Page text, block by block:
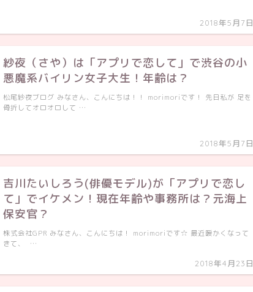
2018年5月7日
紗夜（さや）は「アプリで恋して」で渋谷の小
悪魔系バイリン女子大生！年齢は？
2018年5月7日
松尾紗夜ブログ みなさん、こんにちは！！ morimoriです！ 先日私が 足を
骨折してオロオロして …
吉川たいしろう(俳優モデル)が「アプリで恋し
て」でイケメン！現在年齢や事務所は？元海上
保安官？
2018年4月23日
株式会社GPR みなさん、こんにちは！ morimoriです☆ 最近暖かくなって
きて、 …